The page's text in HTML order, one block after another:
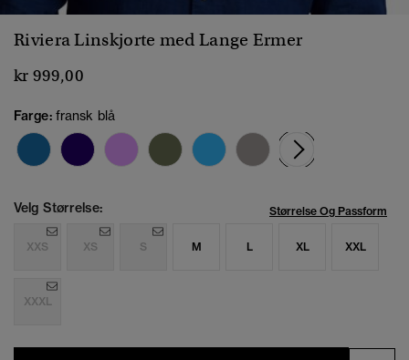
Riviera Linskjorte med Lange Ermer
kr 999,00
Farge: fransk blå
Velg Størrelse: Størrelse Og Passform
XXS XS S M L XL XXL
XXXL